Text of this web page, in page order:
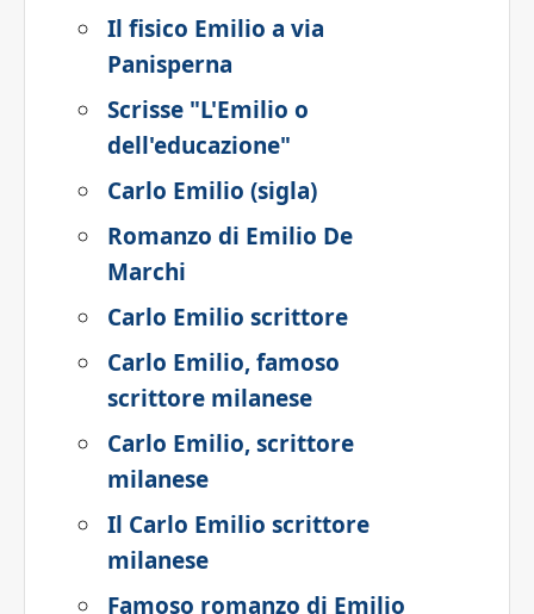
Il fisico Emilio a via
Panisperna
Scrisse "L'Emilio o
dell'educazione"
Carlo Emilio (sigla)
Romanzo di Emilio De
Marchi
Carlo Emilio scrittore
Carlo Emilio, famoso
scrittore milanese
Carlo Emilio, scrittore
milanese
Il Carlo Emilio scrittore
milanese
Famoso romanzo di Emilio